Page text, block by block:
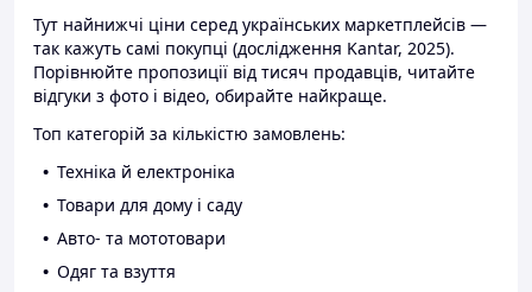
Тут найнижчі ціни серед українських маркетплейсів —
так кажуть самі покупці (дослідження Kantar, 2025).
Порівнюйте пропозиції від тисяч продавців, читайте
відгуки з фото і відео, обирайте найкраще.
Топ категорій за кількістю замовлень:
Техніка й електроніка
Товари для дому і саду
Авто- та мототовари
Одяг та взуття